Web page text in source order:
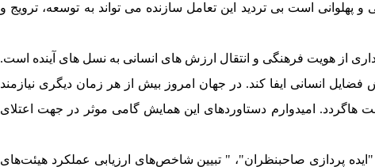
است بی تردید این تعامل سازنده می تواند به توسعه، ترویج و
از هویت فرهنگی و انتقال ارزش های انسانی به نسل های آینده است.
انسانی ایفا کند. در جهان امروز بیش از هر زمان دیگری نیازمند
هاگردد. امیدوارم دستاوردهای این همایش گامی موثر در جهت اعتلای
پردازی صاحبنظران"، " تبیین شاخص‌های ارزیابی عملکرد هیئت‌های